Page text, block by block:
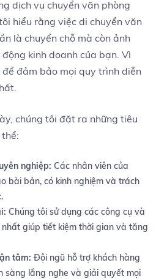
dịch ⁤vụ chuyển văn ⁤phòng
⁢hiểu ‍rằng việc di chuyển văn
là chuyển chỗ mà còn ảnh
kinh doanh của bạn. ‌Vì
đảm bảo ‌mọi quy ​trình diễn
chúng tôi đặt ra những tiêu⁤
‍nghiệp: Các nhân viên của
bài ‌bản, có kinh nghiệm và trách
Chúng tôi‍ sử dụng các công cụ và
giúp tiết‌ kiệm thời⁤ gian và tăng
tâm: Đội ngũ hỗ trợ khách hàng
sàng ‌lắng nghe và ⁢giải quyết mọi